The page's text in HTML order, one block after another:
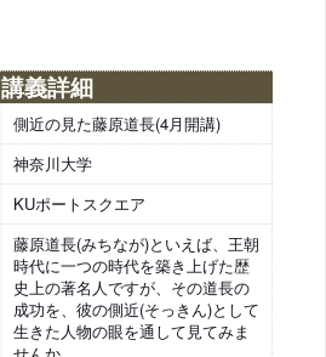
講義詳細
側近の見た藤原道長(4月開講)
神奈川大学
KUポートスクエア
藤原道長(みちなが)といえば、王朝
時代に一つの時代を築き上げた歴
史上の著名人ですが、その道長の
成功を、彼の側近(そっきん)として
生きた人物の眼を通して見てみま